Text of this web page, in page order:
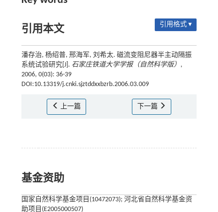
引用本文 引用格式 ▾
潘存治, 杨绍普, 邢海军, 刘希太. 磁流变阻尼器半主动隔振
系统试验研究[J]. 石家庄铁道大学学报（自然科学版） ,
2006, 0(03): 36-39
DOI:10.13319/j.cnki.sjztddxxbzrb.2006.03.009
上一篇 下一篇
基金资助
国家自然科学基金项目(10472073); 河北省自然科学基金资
助项目(E2005000507)